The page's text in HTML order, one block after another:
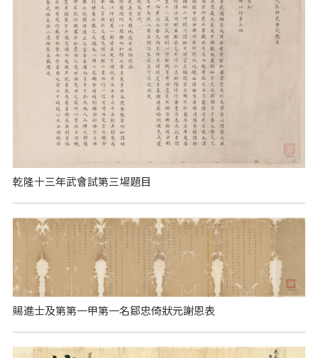
乾隆十三年武會試第三場題目
賜進士及第第一甲第一名鄒忠倚狀元謝恩表